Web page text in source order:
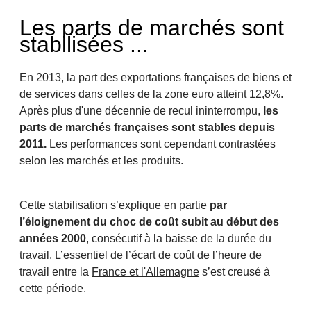
Les parts de marchés sont
stabilisées ...
En 2013, la part des exportations françaises de biens et
de services dans celles de la zone euro atteint 12,8%.
Après plus d'une décennie de recul ininterrompu, les
parts de marchés françaises sont stables depuis
2011. Les performances sont cependant contrastées
selon les marchés et les produits.
Cette stabilisation s’explique en partie par
l’éloignement du choc de coût subit au début des
années 2000, consécutif à la baisse de la durée du
travail. L’essentiel de l’écart de coût de l’heure de
travail entre la France et l'Allemagne s’est creusé à
cette période.